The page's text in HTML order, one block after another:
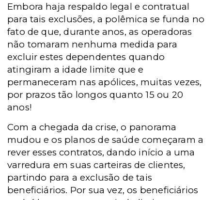
Embora haja respaldo legal e contratual
para tais exclusões, a polêmica se funda no
fato de que, durante anos, as operadoras
não tomaram nenhuma medida para
excluir estes dependentes quando
atingiram a idade limite que e
permaneceram nas apólices, muitas vezes,
por prazos tão longos quanto 15 ou 20
anos!
Com a chegada da crise, o panorama
mudou e os planos de saúde começaram a
rever esses contratos, dando início a uma
varredura em suas carteiras de clientes,
partindo para a exclusão de tais
beneficiários. Por sua vez, os beneficiários